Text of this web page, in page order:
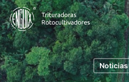
Skip
to
main
content
Noticias